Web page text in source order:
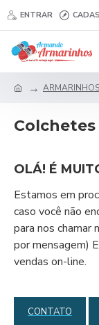
ENTRAR
Colchetes
OLÁ! É
Estamos em
caso você não
para nos
por mensagem)
vendas on-line.
CONTATO